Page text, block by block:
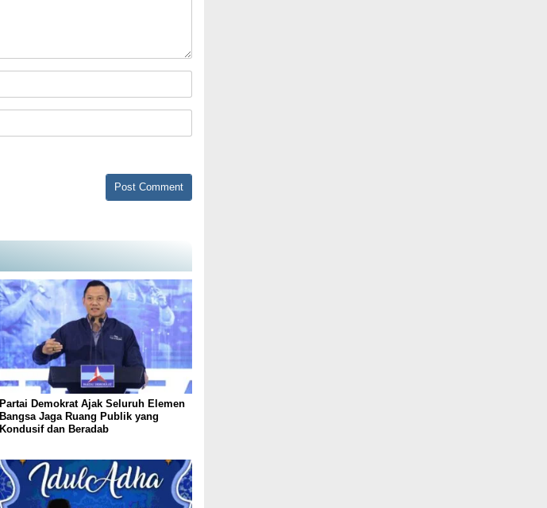
Partai Demokrat Ajak Seluruh Elemen
Bangsa Jaga Ruang Publik yang
Kondusif dan Beradab